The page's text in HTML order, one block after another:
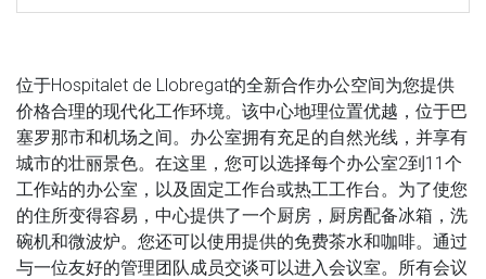
位于Hospitalet de Llobregat的全新合作办公空间为您提供
价格合理的现代化工作环境。该中心地理位置优越，位于巴
塞罗那市和机场之间。办公室拥有充足的自然光线，并享有
城市的壮丽景色。在这里，您可以选择每个办公室2到11个
工作站的办公室，以及固定工作台或热工工作台。为了使您
的住所变得容易，中心提供了一个厨房，厨房配备冰箱，洗
碗机和微波炉。您还可以使用提供的免费茶水和咖啡。通过
与一位友好的管理团队成员交谈可以进入会议室。所有会议